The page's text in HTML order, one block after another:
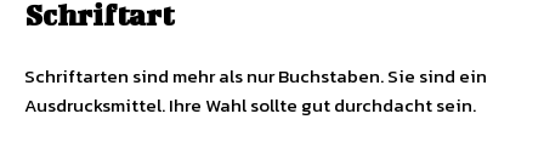
Schriftart
Schriftarten sind mehr als nur Buchstaben. Sie sind ein
Ausdrucksmittel. Ihre Wahl sollte gut durchdacht sein.